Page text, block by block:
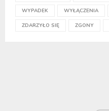
WYPADEK WYŁĄCZENIA
ZDARZYŁO SIĘ ZGONY